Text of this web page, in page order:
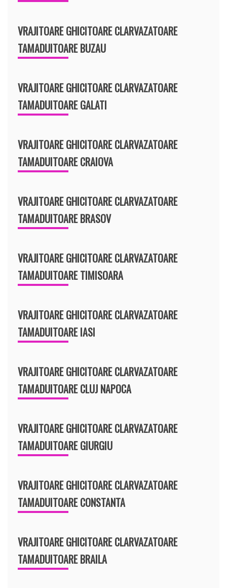
VRAJITOARE GHICITOARE CLARVAZATOARE
TAMADUITOARE BUZAU
VRAJITOARE GHICITOARE CLARVAZATOARE
TAMADUITOARE GALATI
VRAJITOARE GHICITOARE CLARVAZATOARE
TAMADUITOARE CRAIOVA
VRAJITOARE GHICITOARE CLARVAZATOARE
TAMADUITOARE BRASOV
VRAJITOARE GHICITOARE CLARVAZATOARE
TAMADUITOARE TIMISOARA
VRAJITOARE GHICITOARE CLARVAZATOARE
TAMADUITOARE IASI
VRAJITOARE GHICITOARE CLARVAZATOARE
TAMADUITOARE CLUJ NAPOCA
VRAJITOARE GHICITOARE CLARVAZATOARE
TAMADUITOARE GIURGIU
VRAJITOARE GHICITOARE CLARVAZATOARE
TAMADUITOARE CONSTANTA
VRAJITOARE GHICITOARE CLARVAZATOARE
TAMADUITOARE BRAILA